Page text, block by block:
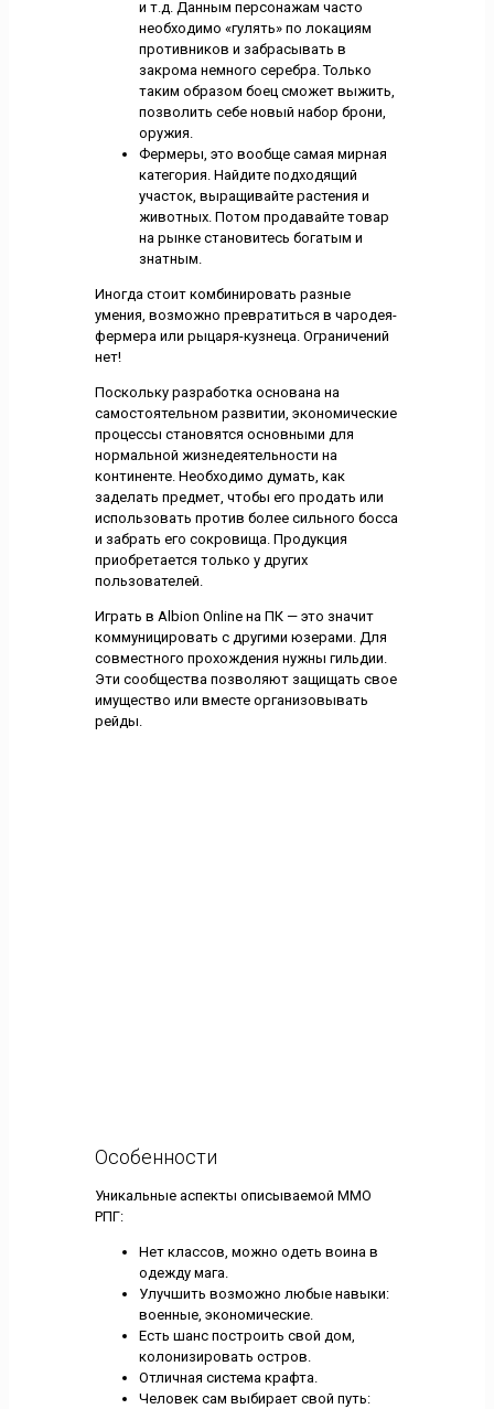
и т.д. Данным персонажам часто
необходимо «гулять» по локациям
противников и забрасывать в
закрома немного серебра. Только
таким образом боец сможет выжить,
позволить себе новый набор брони,
оружия.
Фермеры, это вообще самая мирная
категория. Найдите подходящий
участок, выращивайте растения и
животных. Потом продавайте товар
на рынке становитесь богатым и
знатным.
Иногда стоит комбинировать разные
умения, возможно превратиться в чародея-
фермера или рыцаря-кузнеца. Ограничений
нет!
Поскольку разработка основана на
самостоятельном развитии, экономические
процессы становятся основными для
нормальной жизнедеятельности на
континенте. Необходимо думать, как
заделать предмет, чтобы его продать или
использовать против более сильного босса
и забрать его сокровища. Продукция
приобретается только у других
пользователей.
Играть в Albion Online на ПК — это значит
коммуницировать с другими юзерами. Для
совместного прохождения нужны гильдии.
Эти сообщества позволяют защищать свое
имущество или вместе организовывать
рейды.
Особенности
Уникальные аспекты описываемой ММО
РПГ:
Нет классов, можно одеть воина в
одежду мага.
Улучшить возможно любые навыки:
военные, экономические.
Есть шанс построить свой дом,
колонизировать остров.
Отличная система крафта.
Человек сам выбирает свой путь: